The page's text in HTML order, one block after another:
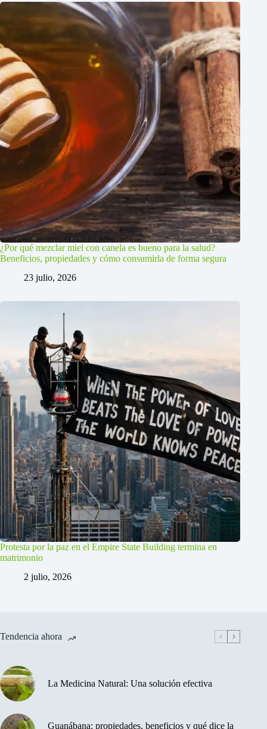
¿Por qué mezclar miel con canela es bueno para la salud?
Beneficios, propiedades y cómo consumirla de forma segura
23 julio, 2026
Protesta por la paz en el Empire State Building termina en
matrimonio
2 julio, 2026
Tendencia ahora
La Medicina Natural: Una solución efectiva
Guanábana: propiedades, beneficios y qué dice la